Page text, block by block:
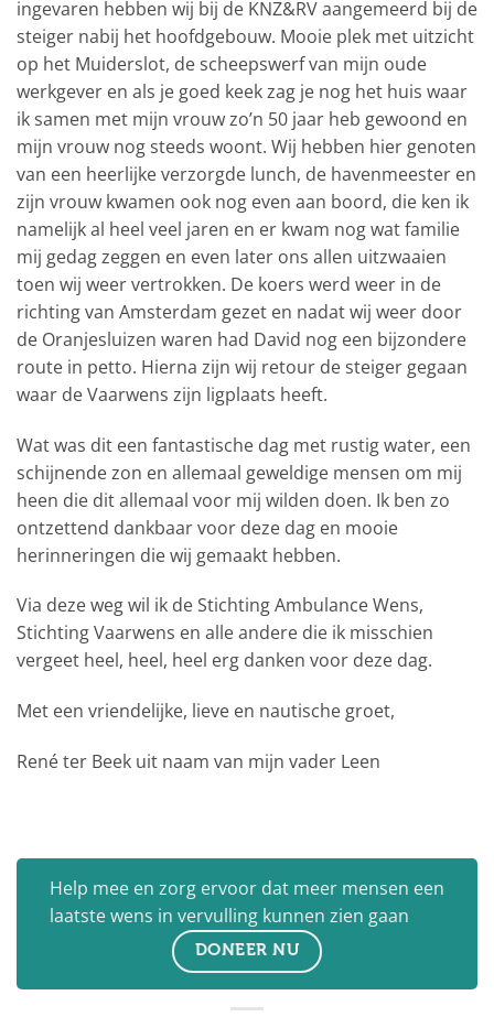
ingevaren hebben wij bij de KNZ&RV aangemeerd bij de
steiger nabij het hoofdgebouw. Mooie plek met uitzicht
op het Muiderslot, de scheepswerf van mijn oude
werkgever en als je goed keek zag je nog het huis waar
ik samen met mijn vrouw zo’n 50 jaar heb gewoond en
mijn vrouw nog steeds woont. Wij hebben hier genoten
van een heerlijke verzorgde lunch, de havenmeester en
zijn vrouw kwamen ook nog even aan boord, die ken ik
namelijk al heel veel jaren en er kwam nog wat familie
mij gedag zeggen en even later ons allen uitzwaaien
toen wij weer vertrokken. De koers werd weer in de
richting van Amsterdam gezet en nadat wij weer door
de Oranjesluizen waren had David nog een bijzondere
route in petto. Hierna zijn wij retour de steiger gegaan
waar de Vaarwens zijn ligplaats heeft.
Wat was dit een fantastische dag met rustig water, een
schijnende zon en allemaal geweldige mensen om mij
heen die dit allemaal voor mij wilden doen. Ik ben zo
ontzettend dankbaar voor deze dag en mooie
herinneringen die wij gemaakt hebben.
Via deze weg wil ik de Stichting Ambulance Wens,
Stichting Vaarwens en alle andere die ik misschien
vergeet heel, heel, heel erg danken voor deze dag.
Met een vriendelijke, lieve en nautische groet,
René ter Beek uit naam van mijn vader Leen
Help mee en zorg ervoor dat meer mensen een
laatste wens in vervulling kunnen zien gaan
DONEER NU